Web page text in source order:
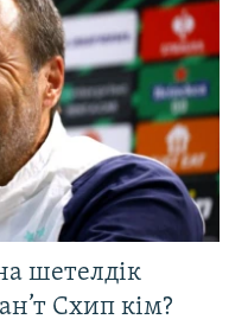
шетелдік
Схип кім?